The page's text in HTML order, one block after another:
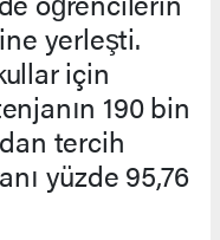
yerleşti.
için
190 bin
tercih
yüzde 95,76